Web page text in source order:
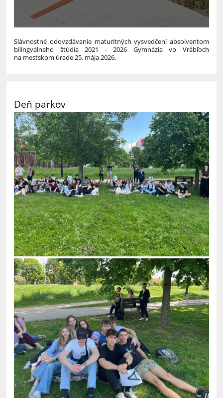
Slávnostné odovzdávanie maturitných vysvedčení absolventom
bilingválneho štúdia 2021 - 2026 Gymnázia vo Vrábľoch
na mestskom úrade 25. mája 2026.
Deň parkov